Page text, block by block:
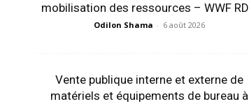
mobilisation des ressources – WWF
Odilon Shama - 6 août 2026
Vente publique interne et externe de
matériels et équipements de bureau à